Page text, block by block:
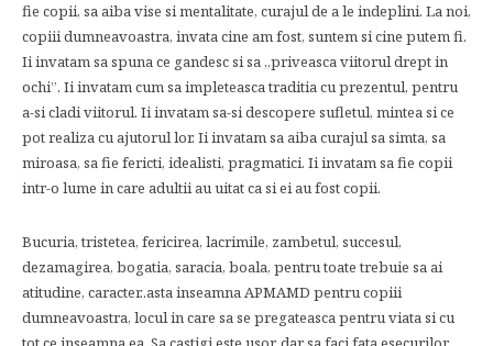
fie copii, sa aiba vise si mentalitate, curajul de a le indeplini. La noi,
copiii dumneavoastra, invata cine am fost, suntem si cine putem fi.
Ii invatam sa spuna ce gandesc si sa „priveasca viitorul drept in
ochi”. Ii invatam cum sa impleteasca traditia cu prezentul, pentru
a-si cladi viitorul. Ii invatam sa-si descopere sufletul, mintea si ce
pot realiza cu ajutorul lor. Ii invatam sa aiba curajul sa simta, sa
miroasa, sa fie fericti, idealisti, pragmatici. Ii invatam sa fie copii
intr-o lume in care adultii au uitat ca si ei au fost copii.
Bucuria, tristetea, fericirea, lacrimile, zambetul, succesul,
dezamagirea, bogatia, saracia, boala, pentru toate trebuie sa ai
atitudine, caracter..asta inseamna APMAMD pentru copiii
dumneavoastra, locul in care sa se pregateasca pentru viata si cu